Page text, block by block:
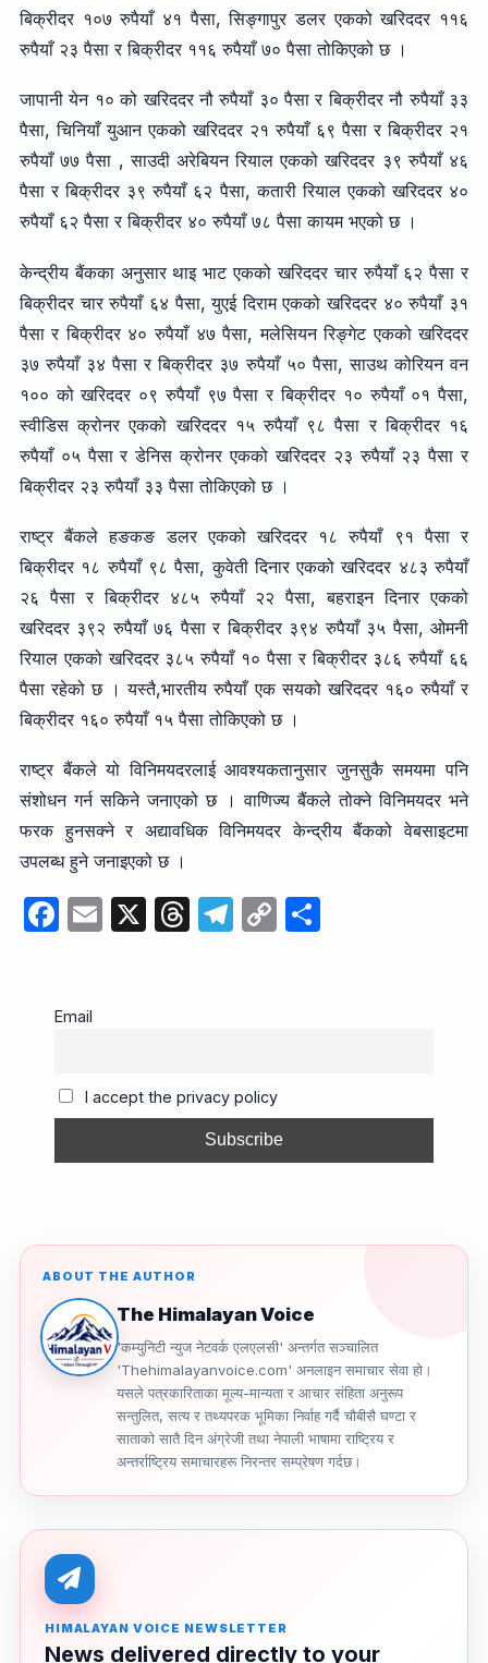
बिक्रीदर १०७ रुपैयाँ ४१ पैसा, सिङ्गापुर डलर एकको खरिददर ११६
रुपैयाँ २३ पैसा र बिक्रीदर ११६ रुपैयाँ ७० पैसा तोकिएको छ ।
जापानी येन १० को खरिददर नौ रुपैयाँ ३० पैसा र बिक्रीदर नौ रुपैयाँ ३३
पैसा, चिनियाँ युआन एकको खरिददर २१ रुपैयाँ ६९ पैसा र बिक्रीदर २१
रुपैयाँ ७७ पैसा , साउदी अरेबियन रियाल एकको खरिददर ३९ रुपैयाँ ४६
पैसा र बिक्रीदर ३९ रुपैयाँ ६२ पैसा, कतारी रियाल एकको खरिददर ४०
रुपैयाँ ६२ पैसा र बिक्रीदर ४० रुपैयाँ ७८ पैसा कायम भएको छ ।
केन्द्रीय बैंकका अनुसार थाइ भाट एकको खरिददर चार रुपैयाँ ६२ पैसा र
बिक्रीदर चार रुपैयाँ ६४ पैसा, युएई दिराम एकको खरिददर ४० रुपैयाँ ३१
पैसा र बिक्रीदर ४० रुपैयाँ ४७ पैसा, मलेसियन रिङ्गेट एकको खरिददर
३७ रुपैयाँ ३४ पैसा र बिक्रीदर ३७ रुपैयाँ ५० पैसा, साउथ कोरियन वन
१०० को खरिददर ०९ रुपैयाँ ९७ पैसा र बिक्रीदर १० रुपैयाँ ०१ पैसा,
स्वीडिस क्रोनर एकको खरिददर १५ रुपैयाँ ९८ पैसा र बिक्रीदर १६
रुपैयाँ ०५ पैसा र डेनिस क्रोनर एकको खरिददर २३ रुपैयाँ २३ पैसा र
बिक्रीदर २३ रुपैयाँ ३३ पैसा तोकिएको छ ।
राष्ट्र बैंकले हङकङ डलर एकको खरिददर १८ रुपैयाँ ९१ पैसा र
बिक्रीदर १८ रुपैयाँ ९८ पैसा, कुवेती दिनार एकको खरिददर ४८३ रुपैयाँ
२६ पैसा र बिक्रीदर ४८५ रुपैयाँ २२ पैसा, बहराइन दिनार एकको
खरिददर ३९२ रुपैयाँ ७६ पैसा र बिक्रीदर ३९४ रुपैयाँ ३५ पैसा, ओमनी
रियाल एकको खरिददर ३८५ रुपैयाँ १० पैसा र बिक्रीदर ३८६ रुपैयाँ ६६
पैसा रहेको छ । यस्तै,भारतीय रुपैयाँ एक सयको खरिददर १६० रुपैयाँ र
बिक्रीदर १६० रुपैयाँ १५ पैसा तोकिएको छ ।
राष्ट्र बैंकले यो विनिमयदरलाई आवश्यकतानुसार जुनसुकै समयमा पनि
संशोधन गर्न सकिने जनाएको छ । वाणिज्य बैंकले तोक्ने विनिमयदर भने
फरक हुनसक्ने र अद्यावधिक विनिमयदर केन्द्रीय बैंकको वेबसाइटमा
उपलब्ध हुने जनाइएको छ ।
F
e
o
o
k
E X T
s
T
m
C
n
k
S
Email
I accept the privacy policy
ABOUT THE AUTHOR
The Himalayan Voice
'कम्युनिटी न्युज नेटवर्क एलएलसी' अन्तर्गत सञ्चालित
'Thehimalayanvoice.com' अनलाइन समाचार सेवा हो।
यसले पत्रकारिताका मूल्य-मान्यता र आचार संहिता अनुरूप
सन्तुलित, सत्य र तथ्यपरक भूमिका निर्वाह गर्दै चौबीसै घण्टा र
साताको सातै दिन अंग्रेजी तथा नेपाली भाषामा राष्ट्रिय र
अन्तर्राष्ट्रिय समाचारहरू निरन्तर सम्प्रेषण गर्दछ।
HIMALAYAN VOICE NEWSLETTER
News delivered directly to your